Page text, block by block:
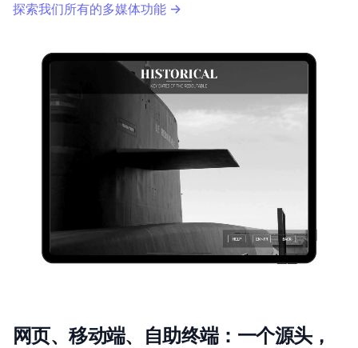
探索我们所有的多媒体功能 →
网页、移动端、自助终端：一个源头，